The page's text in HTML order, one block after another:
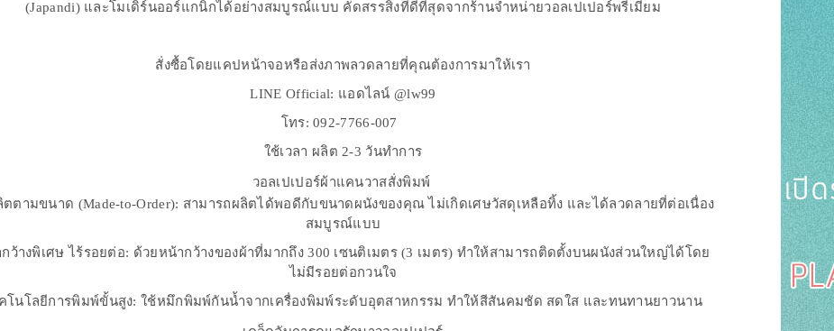
(Japandi) และโมเดิร์นออร์แกนิกได้อย่างสมบูรณ์แบบ คัดสรรสิ่งที่ดีที่สุดจากร้านจำหน่ายวอลเปเปอร์พรีเมียม
สั่งซื้อโดยแคปหน้าจอหรือส่งภาพลวดลายที่คุณต้องการมาให้เรา
LINE Official: แอดไลน์ @lw99
โทร: 092-7766-007
ใช้เวลา ผลิต 2-3 วันทำการ
วอลเปเปอร์ผ้าแคนวาสสั่งพิมพ์
ตตามขนาด (Made-to-Order): สามารถผลิตได้พอดีกับขนาดผนังของคุณ ไม่เกิดเศษวัสดุเหลือทิ้ง และได้ลวดลายที่ต่อเนื่อง
สมบูรณ์แบบ
ว้างพิเศษ ไร้รอยต่อ: ด้วยหน้ากว้างของผ้าที่มากถึง 300 เซนติเมตร (3 เมตร) ทำให้สามารถติดตั้งบนผนังส่วนใหญ่ได้โดย
ไม่มีรอยต่อกวนใจ
โนโลยีการพิมพ์ขั้นสูง: ใช้หมึกพิมพ์กันน้ำจากเครื่องพิมพ์ระดับอุตสาหกรรม ทำให้สีสันคมชัด สดใส และทนทานยาวนาน